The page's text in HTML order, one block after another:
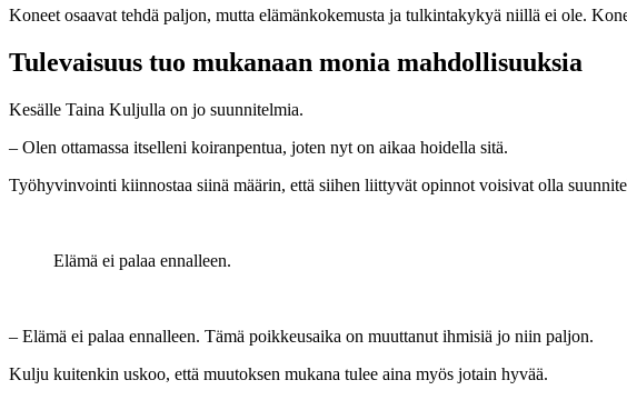
Koneet osaavat tehdä paljon, mutta elämänkokemusta ja tulkintakykyä niillä ei ole.
Tulevaisuus tuo mukanaan monia mahdollisuuksia
Kesälle Taina Kuljulla on jo suunnitelmia.
– Olen ottamassa itselleni koiranpentua, joten nyt on aikaa hoidella sitä.
Työhyvinvointi kiinnostaa siinä määrin, että siihen liittyvät opinnot voisivat olla
Elämä ei palaa ennalleen.
– Elämä ei palaa ennalleen. Tämä poikkeusaika on muuttanut ihmisiä jo niin paljon.
Kulju kuitenkin uskoo, että muutoksen mukana tulee aina myös jotain hyvää.